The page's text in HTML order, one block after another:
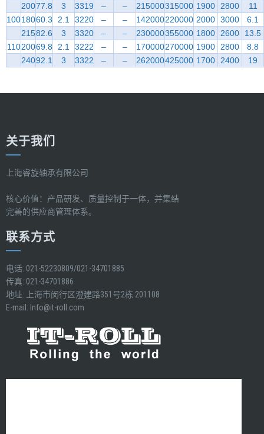
20077.8 3 3319 – – 215000315000 1900 2800
11
10018060.3 2.1 3220 – – 142000220000 2000 3000
6.1
21582.6 3 3320 – – 230000355000 1800 2600
13.5
11020069.8 2.1 3222 – – 170000270000 1900 2800
8.8
24092.1 3 3322 – – 262000425000 1700 2400 19
关于我们
上海睿旋轴承有限公司
核心价值：产品研发、质量控制于一体，并集结
完善的供应商管理体系。
联系方式
电话: 021-52230809/021-34701885
传真: 021-34701886
地址: 上海市闵行区澄建路351号2栋 201108
E-mail: Info@it-roll.com